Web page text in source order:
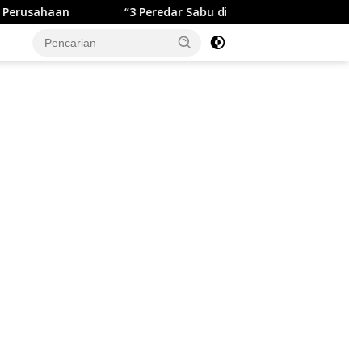
“3 Peredar Sabu di Surade Ditangkap, Polisi Ungkap